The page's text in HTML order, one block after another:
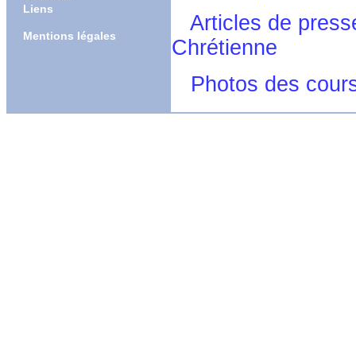
Liens
Mentions légales
Articles de
Chrétienne
Photos des